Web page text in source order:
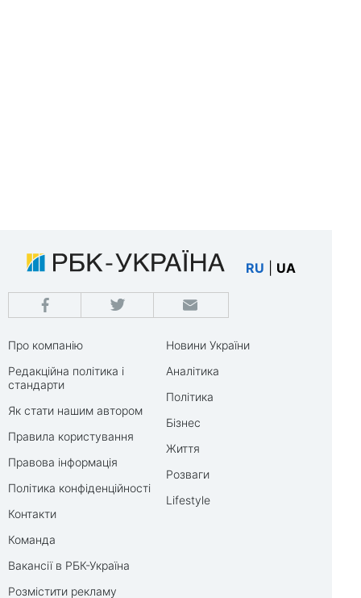
RU UA
Про компанію
Редакційна політика і
стандарти
Як стати нашим автором
Правила користування
Правова інформація
Політика конфіденційності
Контакти
Команда
Вакансії в РБК-Україна
Розмістити рекламу
Новини України
Аналітика
Політика
Бізнес
Життя
Розваги
Lifestyle